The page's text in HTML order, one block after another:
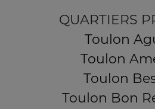
QUARTIERS
Toulon
Toulon
Toulon
Toulon Bon